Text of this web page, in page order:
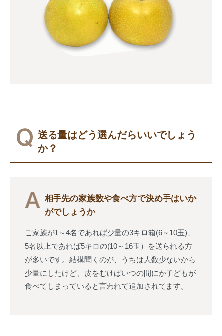
送る量はどう選んだらいいでしょう
か？
相手先の家族数や食べ方で決め手はいか
がでしょうか
ご家族が1～4名であれば少量の3キロ箱(6～10玉)、
5名以上であれば5キロの(10～16玉）を送られる方
が多いです。結構聞くのが、うちは人数少ないから
少量にしたけど、皮をむけばいつの間にか子どもが
食べてしまっていると言われて追加されてます。